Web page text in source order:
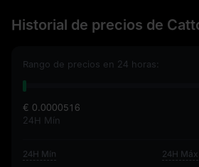
Historial de precios de
Rango de precios en 24 horas:
€ 0.0000516
24H Mín
24H Mín 24H Máx